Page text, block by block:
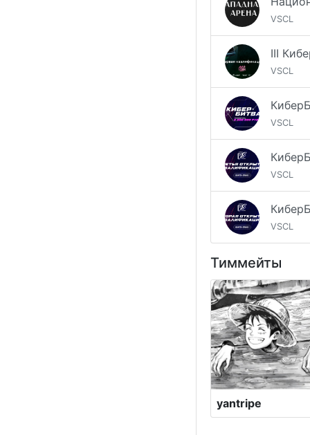
VSCL
VSCL
VSCL
VSCL
VSCL
Тиммейты
yantripe